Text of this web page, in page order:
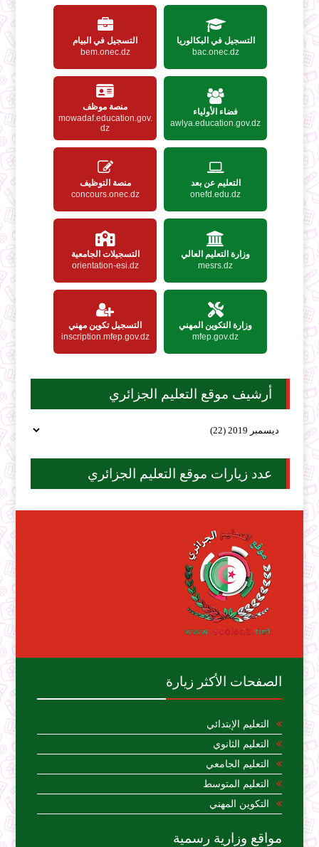
التسجيل في البكالوريا
bac.onec.dz
التسجيل في البيام
bem.onec.dz
فضاء الأولياء
awlya.education.gov.dz
منصة موظف
mowadaf.education.gov.
dz
التعليم عن بعد
onefd.edu.dz
منصة التوظيف
concours.onec.dz
وزارة التعليم العالي
mesrs.dz
التسجيلات الجامعية
orientation-esi.dz
وزارة التكوين المهني
mfep.gov.dz
التسجيل تكوين مهني
inscription.mfep.gov.dz
أرشيف موقع التعليم الجزائري
عدد زيارات موقع التعليم الجزائري
الصفحات الأكثر زيارة
التعليم الإبتدائي
التعليم الثانوي
التعليم الجامعي
التعليم المتوسط
التكوين المهني
مواقع وزارية رسمية